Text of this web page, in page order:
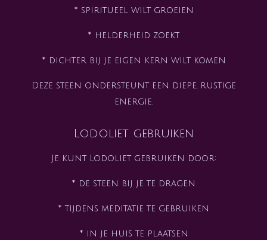
* spiritueel wilt groeien
* helderheid zoekt
* dichter bij je eigen kern wilt komen
Deze steen ondersteunt een diepe, rustige
energie.
Lodoliet gebruiken
Je kunt Lodoliet gebruiken door:
* de steen bij je te dragen
* tijdens meditatie te gebruiken
* in je huis te plaatsen